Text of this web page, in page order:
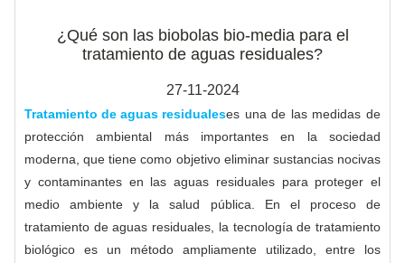
¿Qué son las biobolas bio-media para el
tratamiento de aguas residuales?
27-11-2024
Tratamiento de aguas residualeses una de las medidas de
protección ambiental más importantes en la sociedad
moderna, que tiene como objetivo eliminar sustancias nocivas
y contaminantes en las aguas residuales para proteger el
medio ambiente y la salud pública. En el proceso de
tratamiento de aguas residuales, la tecnología de tratamiento
biológico es un método ampliamente utilizado, entre los